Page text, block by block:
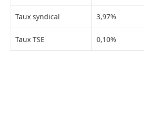
Taux syndical 3,97%
Taux TSE 0,10%